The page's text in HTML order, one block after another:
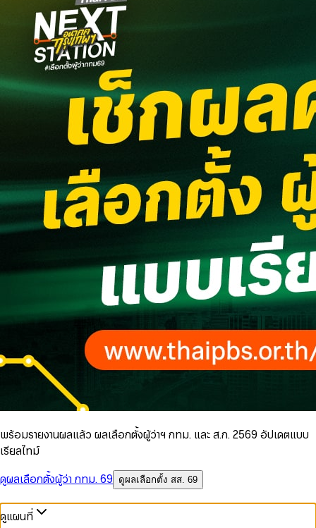
พร้อมรายงานผลแล้ว ผลเลือกตั้งผู้ว่าฯ กทม. และ ส.ก. 2569 อัปเดตแบบ
เรียลไทม์
ดูผลเลือกตั้งผู้ว่า กทม. 69
ดูผลเลือกตั้ง สส. 69
ดูแผนที่